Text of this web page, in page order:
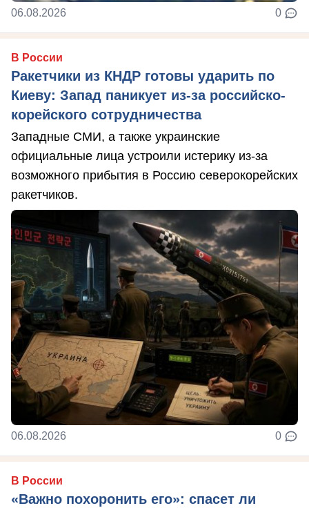
06.08.2026 0
В России
Ракетчики из КНДР готовы ударить по
Киеву: Запад паникует из-за российско-
корейского сотрудничества
Западные СМИ, а также украинские
официальные лица устроили истерику из-за
возможного прибытия в Россию северокорейских
ракетчиков.
06.08.2026 0
В России
«Важно похоронить его»: спасет ли